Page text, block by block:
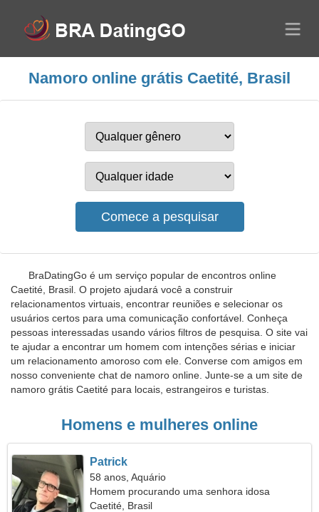
Namoro online grátis Caetité, Brasil
BraDatingGo é um serviço popular de encontros online
Caetité, Brasil. O projeto ajudará você a construir
relacionamentos virtuais, encontrar reuniões e selecionar os
usuários certos para uma comunicação confortável. Conheça
pessoas interessadas usando vários filtros de pesquisa. O site vai
te ajudar a encontrar um homem com intenções sérias e iniciar
um relacionamento amoroso com ele. Converse com amigos em
nosso conveniente chat de namoro online. Junte-se a um site de
namoro grátis Caetité para locais, estrangeiros e turistas.
Homens e mulheres online
Patrick
58 anos, Aquário
Homem procurando uma senhora idosa
Caetité, Brasil